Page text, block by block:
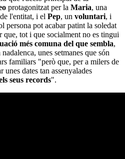
protagonitzat per la Maria, una
l'entitat, i el Pep, un voluntari, i
persona pot acabar patint la soledat
que, tot i que socialment no es tingui
més comuna del que sembla,
unes setmanes que són
familiars "però que, per a milers de
unes dates tan assenyalades
seus records".